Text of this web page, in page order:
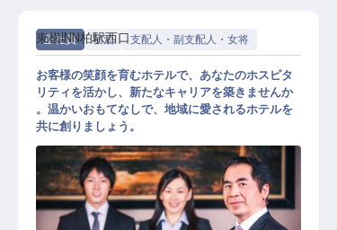
正社員 宿泊 支配人・副支配人・女将
東横INN柏駅西口
お客様の笑顔を育むホテルで、あなたのホスピタ
リティを活かし、新たなキャリアを築きませんか
。温かいおもてなしで、地域に愛されるホテルを
共に創りましょう。